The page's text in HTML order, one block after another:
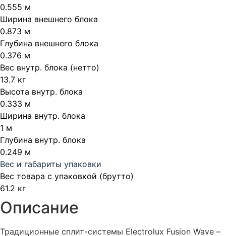
0.555 м
Ширина внешнего блока
0.873 м
Глубина внешнего блока
0.376 м
Вес внутр. блока (нетто)
13.7 кг
Высота внутр. блока
0.333 м
Ширина внутр. блока
1 м
Глубина внутр. блока
0.249 м
Вес и габариты упаковки
Вес товара с упаковкой (брутто)
61.2 кг
Описание
Традиционные сплит-системы Electrolux Fusion Wave –